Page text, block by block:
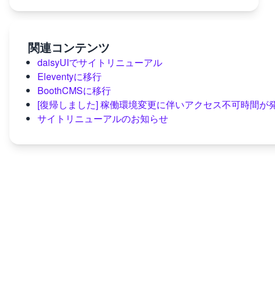
関連コンテンツ
daisyUIでサイトリニューアル
Eleventyに移行
BoothCMSに移行
[復帰しました] 稼働環境変更に伴いアクセス不可時間が
サイトリニューアルのお知らせ